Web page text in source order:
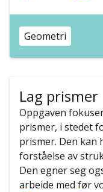
Geometri
Lag prismer
Oppgaven
prismer, i stedet
prismer. Den kan
forståelse av
Den egner seg
arbeide med før